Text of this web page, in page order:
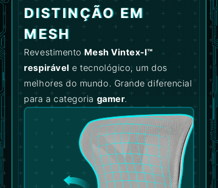
DISTINÇÃO EM
MESH
RevestimentoMesh Vintex-I™
respirável e tecnológico, um dos
melhores do mundo. Grande diferencial
para a categoria gamer.